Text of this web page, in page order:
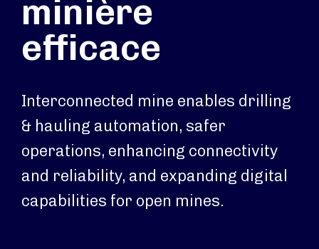
minière
efficace
Interconnected mine enables drilling
& hauling automation, safer
operations, enhancing connectivity
and reliability, and expanding digital
capabilities for open mines.